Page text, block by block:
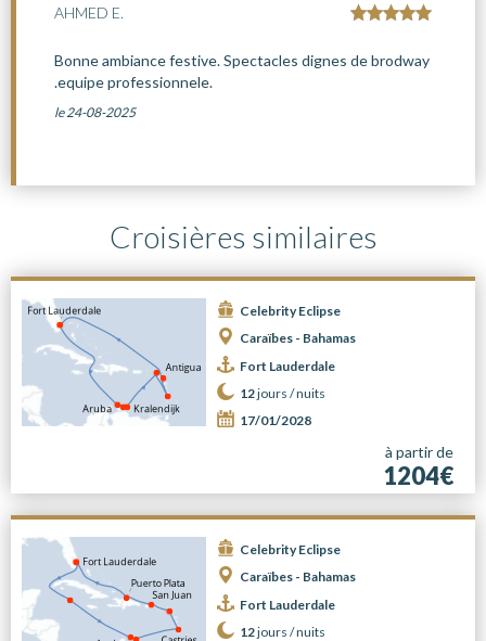
AHMED E.
Bonne ambiance festive. Spectacles dignes de brodway
.equipe professionnele.
le 24-08-2025
Croisières similaires
Celebrity Eclipse
Caraïbes - Bahamas
Fort Lauderdale
12jours /nuits
17/01/2028
à partir de
1204€
Celebrity Eclipse
Caraïbes - Bahamas
Fort Lauderdale
12jours /nuits